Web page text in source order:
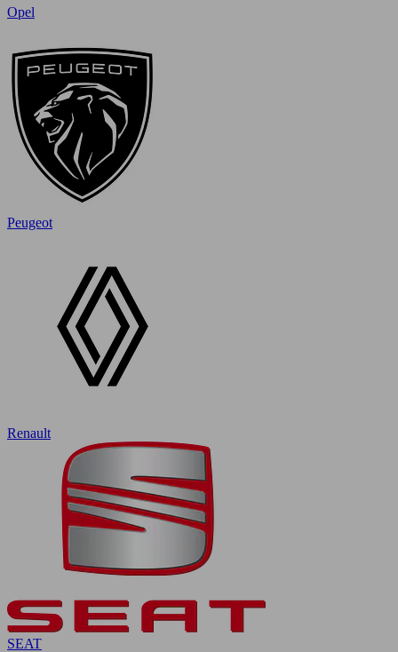
Opel
Peugeot
Renault
SEAT